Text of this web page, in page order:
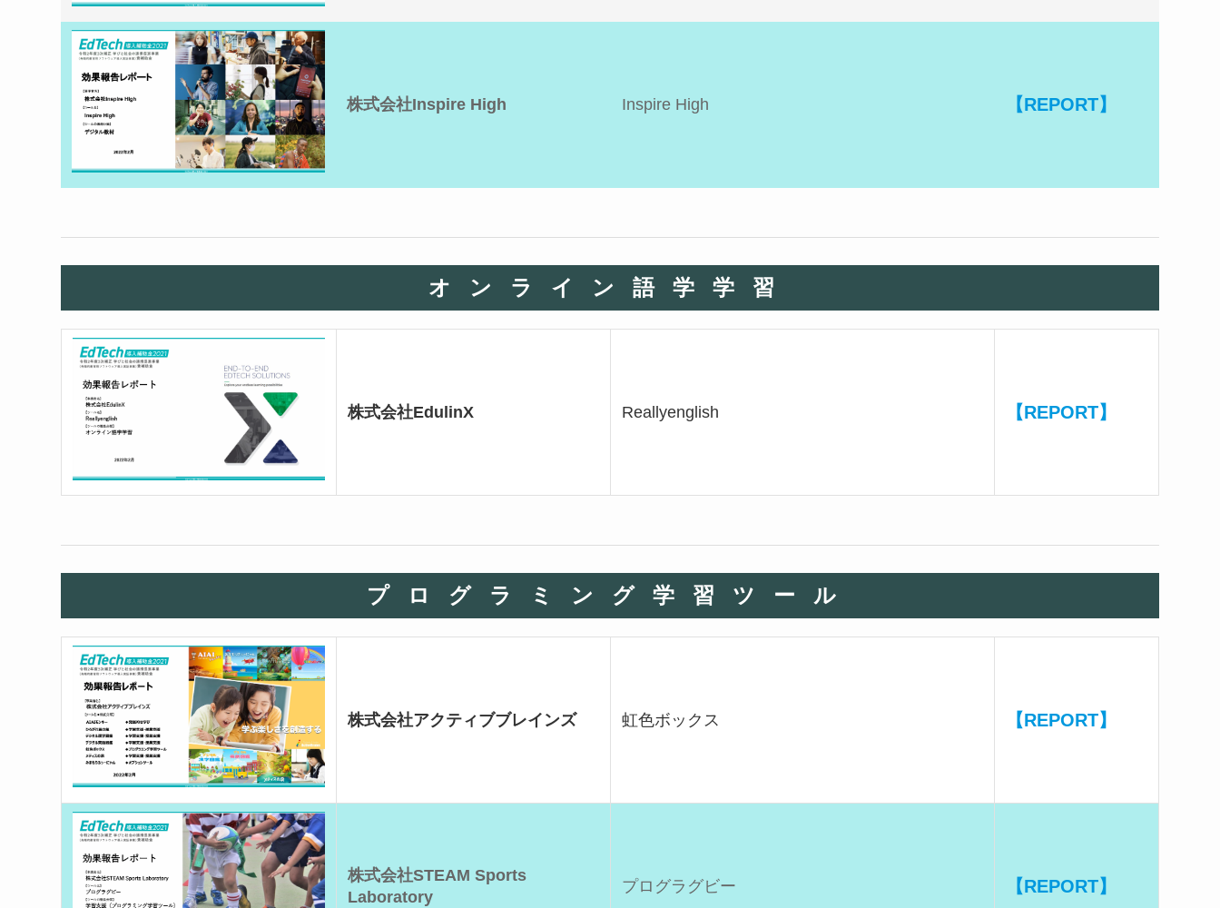
株式会社Inspire High Inspire High 【REPORT】
オンライン語学学習
株式会社EdulinX Reallyenglish 【REPORT】
プログラミング学習ツール
株式会社アクティブブレインズ 虹色ボックス 【REPORT】
株式会社STEAM Sports
Laboratory
プログラグビー 【REPORT】